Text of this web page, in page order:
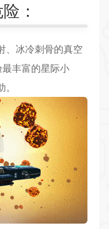
：
、冰冷刺骨的真空
丰富的星际小